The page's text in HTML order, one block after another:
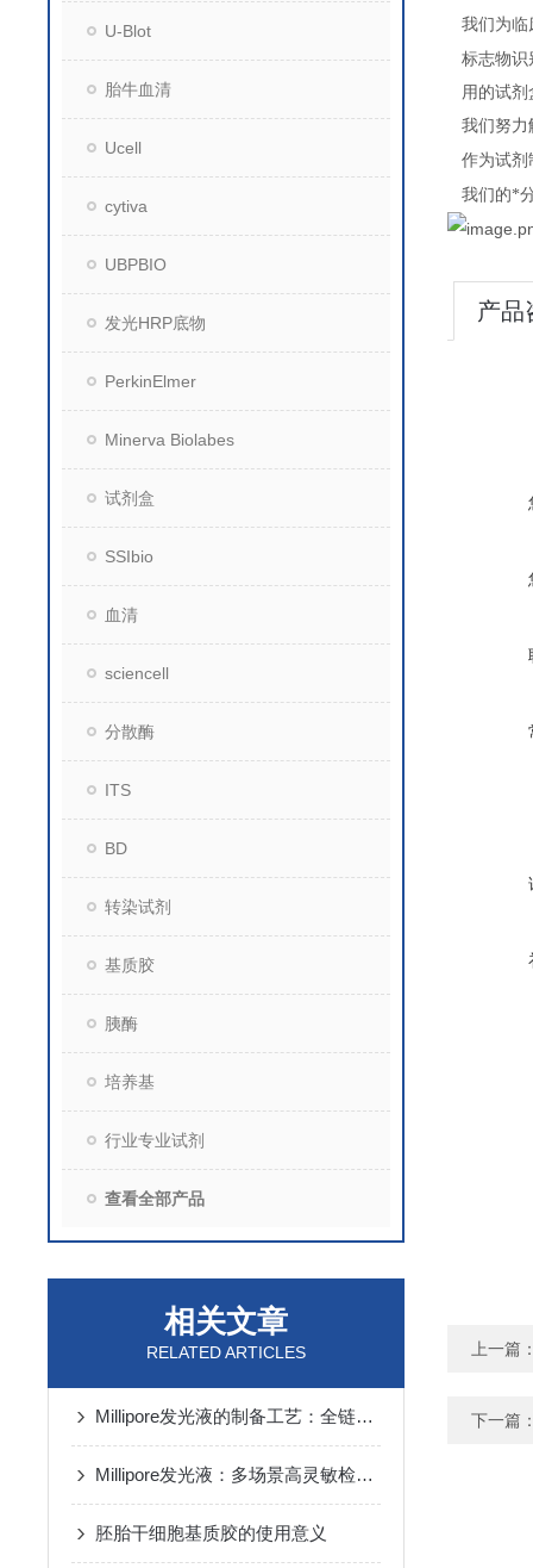
U-Blot
胎牛血清
Ucell
cytiva
UBPBIO
发光HRP底物
PerkinElmer
Minerva Biolabes
试剂盒
SSIbio
血清
sciencell
分散酶
ITS
BD
转染试剂
基质胶
胰酶
培养基
行业专业试剂
查看全部产品
相关文章
RELATED ARTICLES
Millipore发光液的制备工艺：全链路质控保障检测性能稳定
Millipore发光液：多场景高灵敏检测的核心试剂支撑
胚胎干细胞基质胶的使用意义
我们为临
标志物识
用的试剂
我们努力
作为试剂
我们的*
产品
上一篇
下一篇